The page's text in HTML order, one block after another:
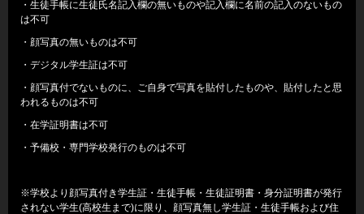
・生徒手帳に生徒氏名記入欄の無いものや記入欄に名前の記入のないもの
は不可
・顔写真の無いものは不可
・デジタル学生証は不可
・顔写真付でないものに、ご自身で写真を貼付したものや、貼付したと思
われるものは不可
・在学証明書は不可
・予備校・専門学校発行のものは不可
※学校より顔写真付き学生証・生徒手帳・生徒証明書・身分証明書が発行
されない学生(高校生まで)に限り、顔写真無し学生証・生徒手帳および住